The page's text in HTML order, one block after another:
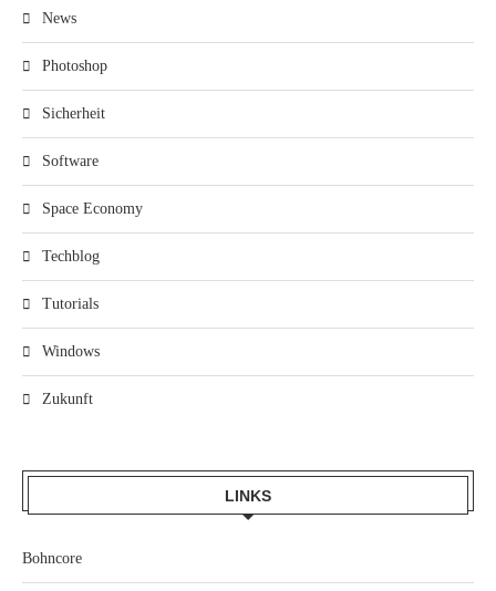
News
Photoshop
Sicherheit
Software
Space Economy
Techblog
Tutorials
Windows
Zukunft
LINKS
Bohncore